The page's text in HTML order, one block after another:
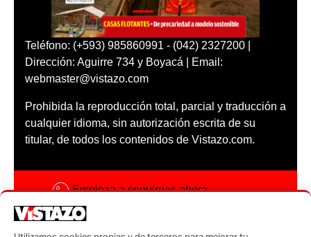
Teléfono: (+593) 985860991 - (042) 2327200 |
Dirección: Aguirre 734 y Boyacá | Email:
webmaster@vistazo.com
Prohibida la reproducción total, parcial y traducción a
cualquier idioma, sin autorización escrita de su
titular, de todos los contenidos de Vistazo.com.
Empieza a seguirnos ahora